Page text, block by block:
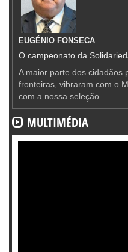
EUGÉNIO FONSECA
O campeonato da
A maior parte dos cidadãos
fronteiras, vibraram com o
com a nossa seleção.
MULTIMÉDIA